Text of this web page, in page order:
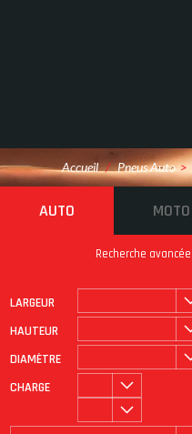
Accueil / Pneus Auto >
AUTO MOTO
Recherche avancée
LARGEUR
HAUTEUR
DIAMÈTRE
CHARGE